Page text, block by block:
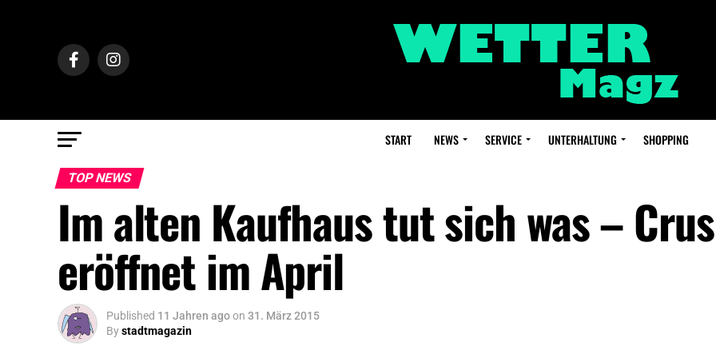
START NEWS SERVICE UNTERHALTUNG SHOPPING
TOP NEWS
Im alten Kaufhaus tut sich was –
eröffnet im April
Published 11 Jahren agoon 31. März 2015
Bystadtmagazin